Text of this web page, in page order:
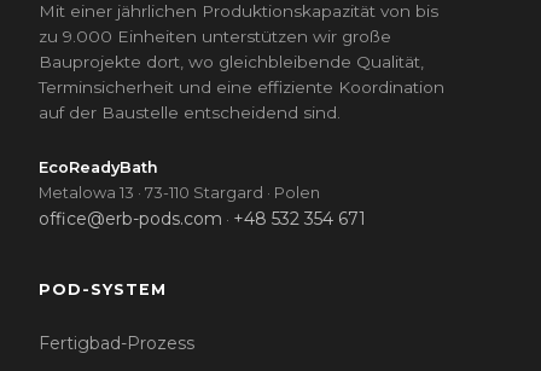
Mit einer jährlichen Produktionskapazität von bis
zu 9.000 Einheiten unterstützen wir große
Bauprojekte dort, wo gleichbleibende Qualität,
Terminsicherheit und eine effiziente Koordination
auf der Baustelle entscheidend sind.
EcoReadyBath
Metalowa 13 · 73-110 Stargard · Polen
office@erb-pods.com · +48 532 354 671
POD-SYSTEM
Fertigbad-Prozess